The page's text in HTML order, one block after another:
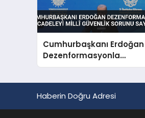
Cumhurbaşkanı Erdoğan
Dezenformasyonla
Mücadeleyi Millî Güvenlik
Haberin Doğru Adresi